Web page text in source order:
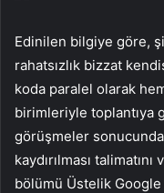
Edinilen bilgiye göre,
rahatsızlık bizzat
koda paralel olarak
birimleriyle toplantıya
görüşmeler
kaydırılması
bölümü Üstelik Google